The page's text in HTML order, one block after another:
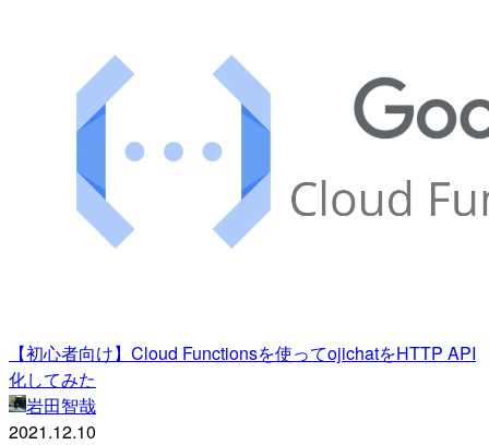
【初心者向け】Cloud Functionsを使ってojichatをHTTP API
化してみた
岩田智哉
2021.12.10